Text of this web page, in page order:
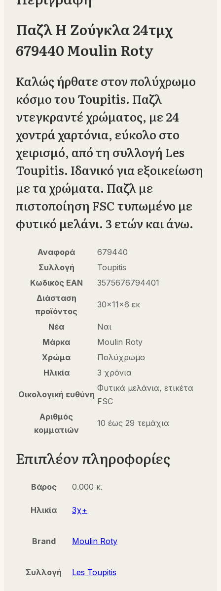
Παζλ Η Ζούγκλα 24τμχ
679440 Moulin Roty
Καλώς ήρθατε στον πολύχρωμο
κόσμο του Toupitis. Παζλ
ντεγκραντέ χρώματος, με 24
χοντρά χαρτόνια, εύκολο στο
χειρισμό, από τη συλλογή Les
Toupitis. Ιδανικό για εξοικείωση
με τα χρώματα. Παζλ με
πιστοποίηση FSC τυπωμένο με
φυτικό μελάνι. 3 ετών και άνω.
Αναφορά
679440
Συλλογή
Toupitis
Κωδικός EAN
3575676794401
Διάσταση
προϊόντος
30x11x6 εκ
Νέα
Ναι
Μάρκα
Moulin Roty
Χρώμα
Πολύχρωμο
Ηλικία
3 χρόνια
Οικολογική ευθύνη
Φυτικά μελάνια, ετικέτα
FSC
Αριθμός
κομματιών
10 έως 29 τεμάχια
Επιπλέον πληροφορίες
Βάρος 0.000 κ.
Ηλικία 3χ+
Brand Moulin Roty
Συλλογή Les Toupitis